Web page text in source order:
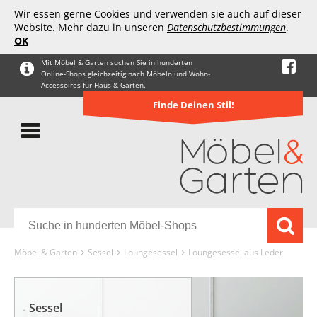
Wir essen gerne Cookies und verwenden sie auch auf dieser
Website. Mehr dazu in unseren Datenschutzbestimmungen.
OK
Mit Möbel & Garten suchen Sie in hunderten
Online-Shops gleichzeitig nach Möbeln und Wohn-
Accessoires für Haus & Garten.
Finde Deinen Stil!
Möbel & Garten Sessel Loungesessel Loungesessel aus Leder
Sessel